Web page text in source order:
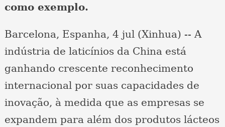
como exemplo.
Barcelona, Espanha, 4 jul (Xinhua) -- A
indústria de laticínios da China está
ganhando crescente reconhecimento
internacional por suas capacidades de
inovação, à medida que as empresas se
expandem para além dos produtos lácteos